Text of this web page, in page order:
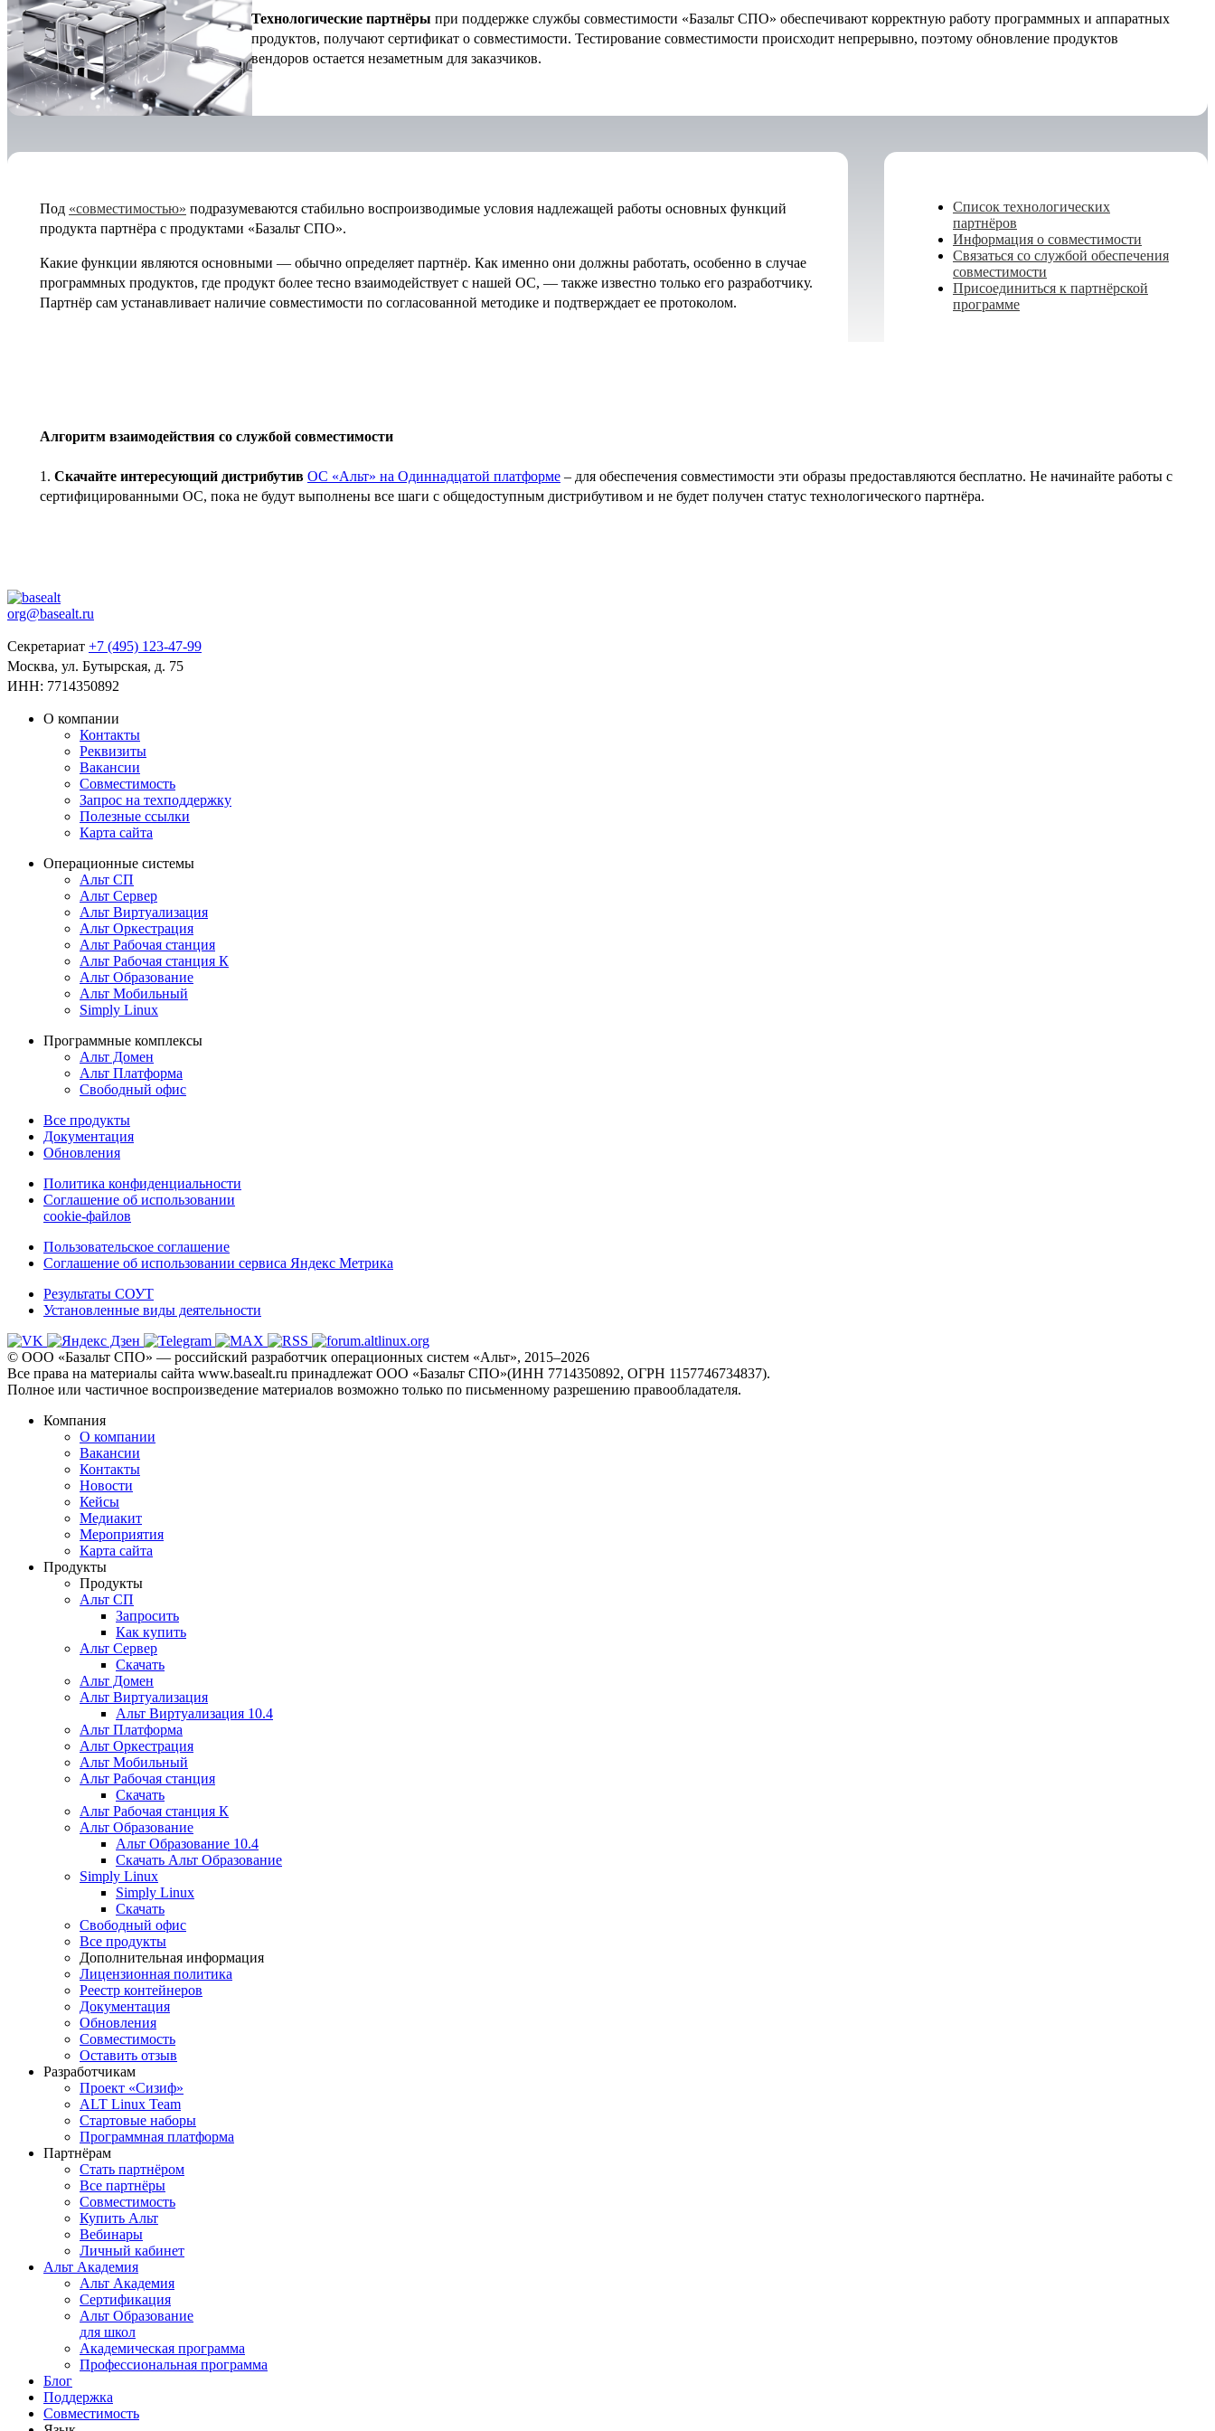
Технологические партнёры при поддержке службы совместимости «Базальт СПО» обеспечивают корректную работу программных и аппаратных
продуктов, получают сертификат о совместимости. Тестирование совместимости происходит непрерывно, поэтому обновление продуктов
вендоров остается незаметным для заказчиков.
Под «совместимостью» подразумеваются стабильно воспроизводимые условия надлежащей работы основных функций
продукта партнёра с продуктами «Базальт СПО».
Какие функции являются основными — обычно определяет партнёр. Как именно они должны работать, особенно в случае
программных продуктов, где продукт более тесно взаимодействует с нашей ОС, — также известно только его разработчику.
Партнёр сам устанавливает наличие совместимости по согласованной методике и подтверждает ее протоколом.
Cписок технологических
партнёров
Информация о совместимости
Связаться со службой обеспечения
совместимости
Присоединиться к партнёрской
программе
Алгоритм взаимодействия со службой совместимости
1. Скачайте интересующий дистрибутив ОС «Альт» на Одиннадцатой платформе – для обеспечения совместимости эти образы предоставляются бесплатно. Не начинайте работы с
сертифицированными ОС, пока не будут выполнены все шаги с общедоступным дистрибутивом и не будет получен статус технологического партнёра.
org@basealt.ru
Секретариат +7 (495) 123-47-99
Москва, ул. Бутырская, д. 75
ИНН: 7714350892
О компании
Контакты
Реквизиты
Вакансии
Совместимость
Запрос на техподдержку
Полезные ссылки
Карта сайта
Операционные системы
Альт СП
Альт Сервер
Альт Виртуализация
Альт Оркестрация
Альт Рабочая станция
Альт Рабочая станция К
Альт Образование
Альт Мобильный
Simply Linux
Программные комплексы
Альт Домен
Альт Платформа
Свободный офис
Все продукты
Документация
Обновления
Политика конфиденциальности
Соглашение об использовании
cookie-файлов
Пользовательское соглашение
Соглашение об использовании сервиса Яндекс Метрика
Результаты СОУТ
Установленные виды деятельности
© ООО «Базальт СПО» — российский разработчик операционных систем «Альт», 2015–2026
Все права на материалы сайта www.basealt.ru принадлежат ООО «Базальт СПО»(ИНН 7714350892, ОГРН 1157746734837).
Полное или частичное воспроизведение материалов возможно только по письменному разрешению правообладателя.
Компания
О компании
Вакансии
Контакты
Новости
Кейсы
Медиакит
Мероприятия
Карта сайта
Продукты
Продукты
Альт СП
Запросить
Как купить
Альт Сервер
Скачать
Альт Домен
Альт Виртуализация
Альт Виртуализация 10.4
Альт Платформа
Альт Оркестрация
Альт Мобильный
Альт Рабочая станция
Скачать
Альт Рабочая станция К
Альт Образование
Альт Образование 10.4
Скачать Альт Образование
Simply Linux
Simply Linux
Скачать
Свободный офис
Все продукты
Дополнительная информация
Лицензионная политика
Реестр контейнеров
Документация
Обновления
Совместимость
Оставить отзыв
Разработчикам
Проект «Сизиф»
ALT Linux Team
Стартовые наборы
Программная платформа
Партнёрам
Стать партнёром
Все партнёры
Совместимость
Купить Альт
Вебинары
Личный кабинет
Альт Академия
Альт Академия
Сертификация
Альт Образование
для школ
Академическая программа
Профессиональная программа
Блог
Поддержка
Совместимость